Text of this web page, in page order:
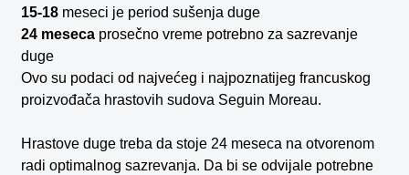
15-18 meseci je period sušenja duge
24 meseca prosečno vreme potrebno za sazrevanje
duge
Ovo su podaci od najvećeg i najpoznatijeg francuskog
proizvođača hrastovih sudova Seguin Moreau.
Hrastove duge treba da stoje 24 meseca na otvorenom
radi optimalnog sazrevanja. Da bi se odvijale potrebne